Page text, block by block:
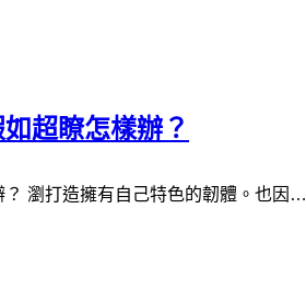
超瞭怎樣辦？
瀏打造擁有自己特色的韌體。也因…